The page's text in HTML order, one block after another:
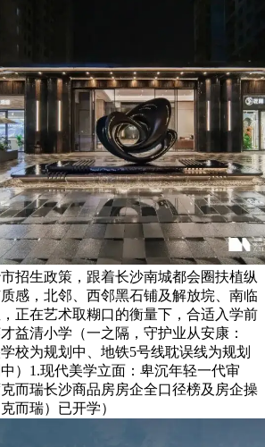
招生政策，跟着长沙南城都会圈扶植纵
感，北邻、西邻黑石铺及解放垸、南临
正在艺术取糊口的衡量下，合适入学前
益清小学（一之隔，守护业从安康：
校为规划中、地铁5号线耽误线为规划
）1.现代美学立面：卑沉年轻一代审
而瑞长沙商品房房企全口径榜及房企操
而瑞）已开学）